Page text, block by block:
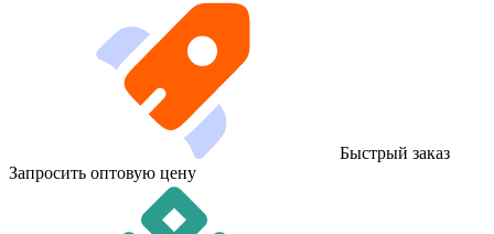
Быстрый заказ
Запросить оптовую цену